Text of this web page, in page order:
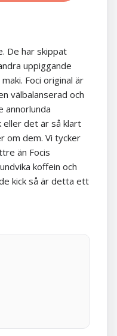
De har skippat
uppiggande
Foci original är
välbalanserad och
annorlunda
eller det är så klart
om dem. Vi tycker
än Focis
koffein och
kick så är detta ett